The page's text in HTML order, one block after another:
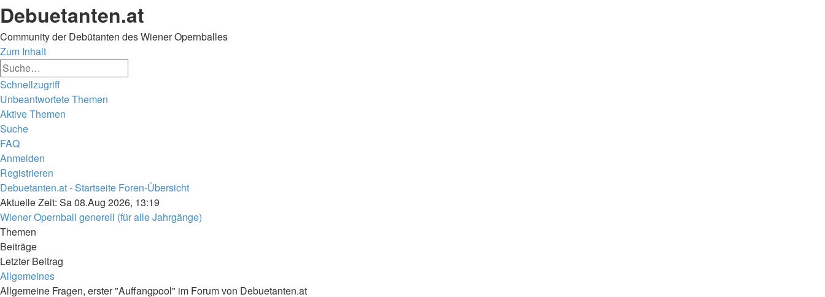
Debuetanten.at
Community der Debütanten des Wiener Opernballes
Zum Inhalt
Schnellzugriff
Unbeantwortete Themen
Aktive Themen
Suche
FAQ
Anmelden
Registrieren
Debuetanten.at - Startseite Foren-Übersicht
Suche
Aktuelle Zeit: Sa 08.Aug 2026, 13:19
Wiener Opernball generell (für alle Jahrgänge)
Themen
Beiträge
Letzter Beitrag
Allgemeines
Allgemeine Fragen, erster "Auffangpool" im Forum von Debuetanten.at